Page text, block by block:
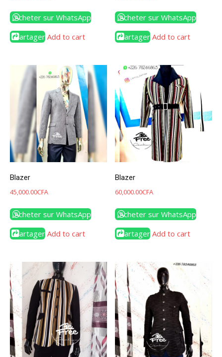
Acheter sur WhatsApp
Partager Add to cart
Acheter sur WhatsApp
Partager Add to cart
Blazer
45,000.00CFA
Acheter sur WhatsApp
Partager Add to cart
Blazer
60,000.00CFA
Acheter sur WhatsApp
Partager Add to cart